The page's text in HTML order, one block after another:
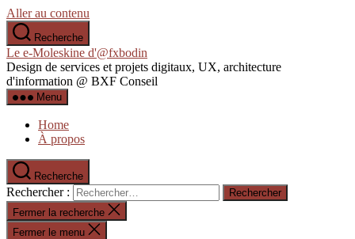
Aller au contenu
Recherche
Le e-Moleskine d'@fxbodin
Design de services et projets digitaux, UX, architecture
d'information @ BXF Conseil
Menu
Home
À propos
Recherche
Rechercher :
Fermer la recherche
Fermer le menu